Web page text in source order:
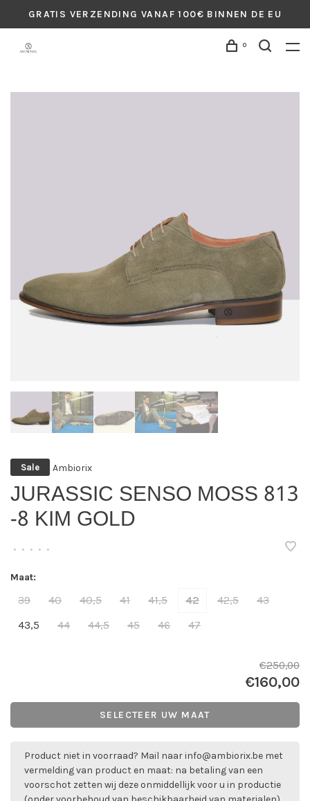
GRATIS VERZENDING VANAF 100€ BINNEN DE EU
0
Sale Ambiorix
JURASSIC SENSO MOSS 813
-8 KIM GOLD
• • • • •
Maat:
39 40 40,5 41 41,5 42 42,5
43
43,5
44 44,5 45 46 47
€250,00
€160,00
SELECTEER UW MAAT
Product niet in voorraad? Mail naarinfo@ambiorix.be met
vermelding van product en maat: na betaling van een
voorschot zetten wij deze onmiddellijk voor u in productie